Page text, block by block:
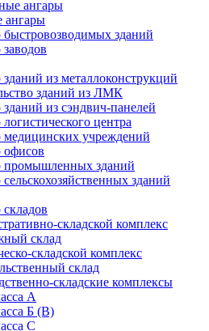
ангары
ангары
быстровозводимых зданий
зданий из металлоконструкций
зданий из ЛМК
зданий из сэндвич-панелей
центра
медицинских учреждений
офисов
промышленных зданий
зданий
складской комплекс
склад
складской комплекс
склад
складские комплексы
А
Б (B)
С